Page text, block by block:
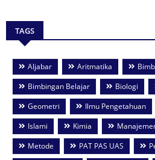
TAGS
Aljabar Aritmatika
Bimbingan Belajar
Biologi
Geometri
Ilmu Pengetahuan
Islami
Kimia
Metode
PAT PAS UAS